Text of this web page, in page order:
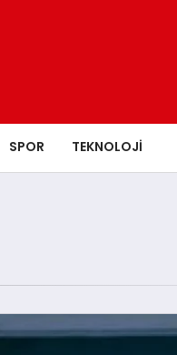
SPOR TEKNOLOJI